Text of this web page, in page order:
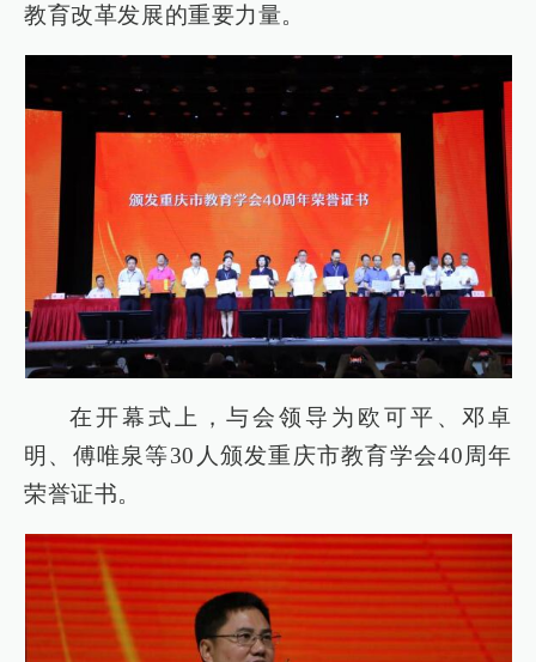
教育改革发展的重要力量。
在开幕式上，与会领导为欧可平、邓卓
明、傅唯泉等30人颁发重庆市教育学会40周年
荣誉证书。